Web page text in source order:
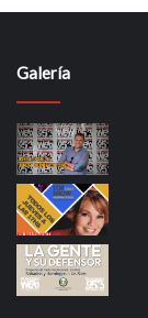
Galería